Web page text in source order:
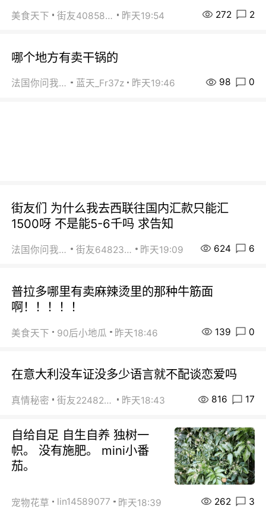
美食天下 街友40858442 昨天19:54 272 2
哪个地方有卖干锅的
法国你问我答 蓝天_Fr37z 昨天19:46 98 0
街友们 为什么我去西联往国内汇款只能汇
1500呀 不是能5-6千吗 求告知
法国你问我答 街友64823891 昨天19:09 624 6
普拉多哪里有卖麻辣烫里的那种牛筋面
啊！！！！！
美食天下 90后小地瓜 昨天18:46 139 0
在意大利没车证没多少语言就不配谈恋爱吗
真情秘密 街友22482465 昨天18:43 816 17
自给自足 自生自养 独树一
帜。 没有施肥。 mini小番
茄。
宠物花草 lin14589077 昨天18:39 262 3